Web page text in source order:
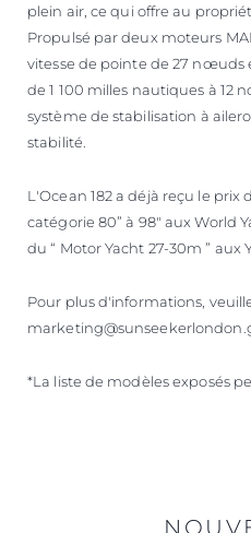
plein air, ce qui offre au
Propulsé par deux moteurs
vitesse de pointe de 27
de 1 100 milles nautiques à 12
système de stabilisation à
stabilité.
L'Ocean 182 a déjà reçu le prix
catégorie 80” à 98" aux World
du “ Motor Yacht 27-30m ” aux
Pour plus d'informations,
*La liste de modèles exposés